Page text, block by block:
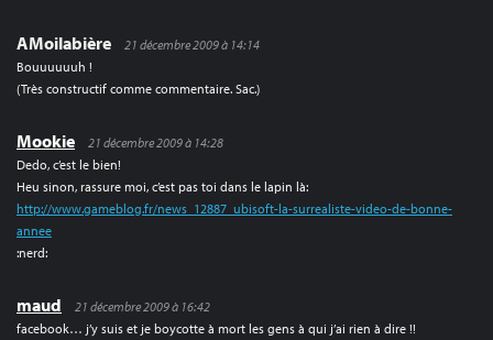
AMoilabière
21 décembre 2009 à 14:14
Bouuuuuuh !
(Très constructif comme commentaire. Sac.)
Mookie
21 décembre 2009 à 14:28
Dedo, c’est le bien!
Heu sinon, rassure moi, c’est pas toi dans le lapin là:
http://www.gameblog.fr/news_12887_ubisoft-la-surrealiste-video-de-bonne-
annee
:nerd:
maud
21 décembre 2009 à 16:42
facebook… j’y suis et je boycotte à mort les gens à qui j’ai rien à dire !!